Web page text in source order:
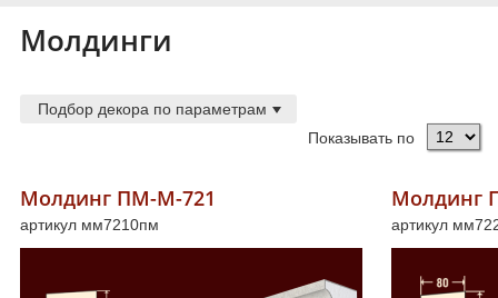
Карнизы
Колонны
21
Молдинги
218
Полуколонны
Молдинги
Подбор декора по параметрам
Показывать по
Молдинг ПМ-М-721
артикул мм7210пм
Молдинг
артикул